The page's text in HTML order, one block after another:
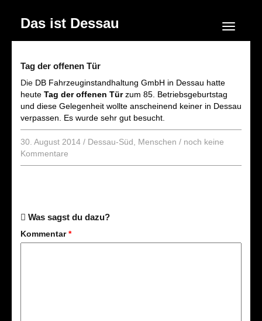
Das ist Dessau Navigation
Tag der offenen Tür
Die DB Fahrzeuginstandhaltung GmbH in Dessau hatte
heute Tag der offenen Türzum 85. Betriebsgeburtstag
und diese Gelegenheit wollte anscheinend keiner in Dessau
verpassen. Es wurde sehr gut besucht.
30. August 2014 / Dessau-Süd Menschen / noch keine
Kommentare
Was sagst du dazu?
Kommentar*